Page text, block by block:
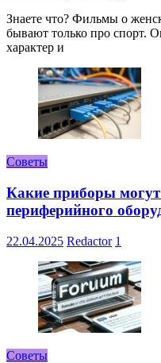
Знаете что? Фильмы о
бывают только про спорт.
характер и
Советы
Какие приборы могут
периферийного
22.04.2025 Redactor 1
Советы